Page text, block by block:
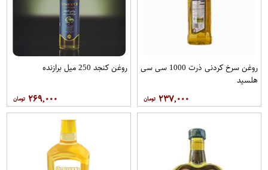
روغن سرخ کردنی ذرت 1000 سی سی
هلسید
۲۳۷,۰۰۰
روغن کنجد 250 میل برازنده
۲۶۹,۰۰۰